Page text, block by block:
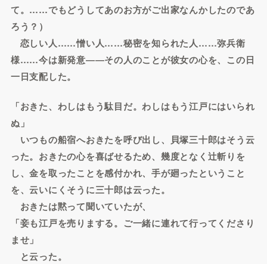
て。……でもどうしてあのお方がご出家なんかしたのであ
ろう？）
恋しい人……憎い人……秘密を知られた人……弥兵衛
様……今は新発意――その人のことが彼女の心を、この日
一日支配した。
「おきた、わしはもう駄目だ。わしはもう江戸にはいられ
ぬ」
いつもの船宿へおきたを呼び出し、貝塚三十郎はそう云
った。おきたの心を喜ばせるため、幾度となく辻斬りを
し、金を取ったことを感付かれ、手が廻ったということ
を、云いにくそうに三十郎は云った。
おきたは黙って聞いていたが、
「妾も江戸を売りまする。ご一緒に連れて行ってくださり
ませ」
と云った。